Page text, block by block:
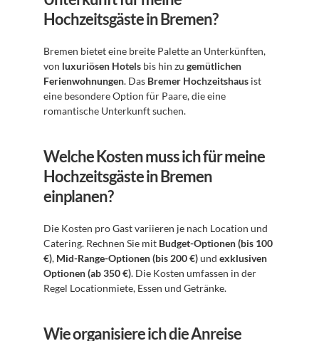
Hochzeitsgäste in Bremen?
Bremen bietet eine breite Palette an Unterkünften,
von luxuriösen Hotels bis hin zu gemütlichen
Ferienwohnungen. Das Bremer Hochzeitshaus ist
eine besondere Option für Paare, die eine
romantische Unterkunft suchen.
Welche Kosten muss ich für meine
Hochzeitsgäste in Bremen
einplanen?
Die Kosten pro Gast variieren je nach Location und
Catering. Rechnen Sie mit Budget-Optionen (bis 100
€), Mid-Range-Optionen (bis 200 €) und exklusiven
Optionen (ab 350 €). Die Kosten umfassen in der
Regel Locationmiete, Essen und Getränke.
Wie organisiere ich die Anreise